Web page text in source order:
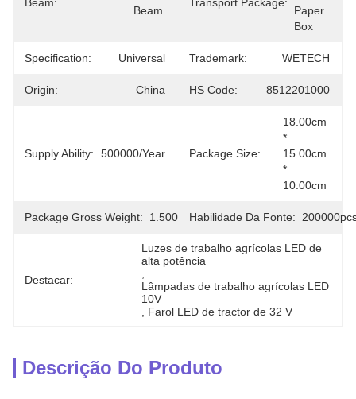
Beam
Paper
Box
Specification: Universal Trademark: WETECH
Origin: China HS Code: 8512201000
Supply Ability: 500000/Year Package Size:
18.00cm
*
15.00cm
*
10.00cm
Package Gross Weight: 1.500kg Habilidade Da Fonte:
Destacar:
Luzes de trabalho agrícolas LED de
alta potência
Lâmpadas de trabalho agrícolas LED
10V
Farol LED de tractor de 32 V
Descrição Do Produto